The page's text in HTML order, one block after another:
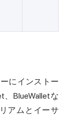
にインストー
、BlueWalletな
アムとイーサ